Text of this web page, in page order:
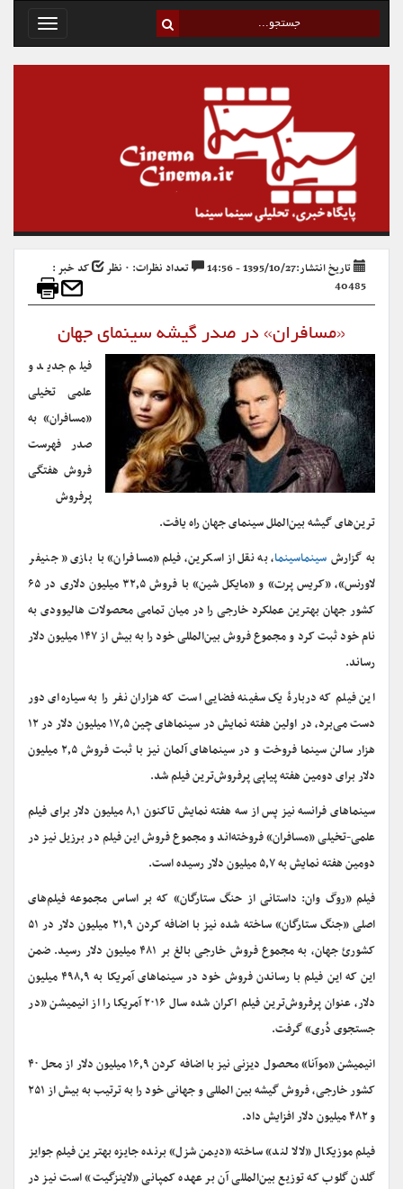
Toggle
تاریخ انتشار:1395/10/27 - 14:56 تعداد نظرات: ۰ نظر
کد خبر :
40485
«مسافران» در صدر گیشه سینمای جهان
فیلم جدید و
علمی تخیلی
«مسافران» به
صدر فهرست
فروش هفتگی
پرفروش
ترین‌های گیشه بین‌الملل سینمای جهان راه یافت.
به گزارش سینماسینما، به نقل از اسکرین، فیلم «مسافران» با بازی « جنیفر
لاورنس»، «کریس پرت» و «مایکل شین» با فروش ۳۲٫۵ میلیون دلاری در ۶۵
کشور جهان بهترین عملکرد خارجی را در میان تمامی محصولات هالیوودی به
نام خود ثبت کرد و مجموع فروش بین‌المللی خود را به بیش از ۱۴۷ میلیون دلار
رساند.
این فیلم که دربارهٔ یک سفینه فضایی است که هزاران نفر را به سیاره‌ای دور
دست می‌برد، در اولین هفته نمایش در سینماهای چین ۱۷٫۵ میلیون دلار در ۱۲
هزار سالن سینما فروخت و در سینماهای آلمان نیز با ثبت فروش ۲٫۵ میلیون
دلار برای دومین هفته پیاپی پرفروش‌ترین‌ فیلم شد.
سینماهای فرانسه نیز پس از سه هفته نمایش تاکنون ۸٫۱ میلیون دلار برای فیلم
علمی-تخیلی «مسافران» فروخته‌اند و مجموع فروش این فیلم در برزیل نیز در
دومین هفته نمایش به ۵٫۷ میلیون دلار رسیده است.
فیلم «روگ وان: داستانی از حنگ ستارگان» که بر اساس مجموعه فیلم‌های
اصلی «جنگ ستارگان» ساخته شده نیز با اضافه کردن ۲۱٫۹ میلیون دلار در ۵۱
کشورئ جهان، به مجموع فروش خارجی بالغ بر ۴۸۱ میلیون دلار رسید. ضمن
این که این فیلم با رساندن فروش خود در سینماهای آمریکا به ۴۹۸٫۹ میلیون
دلار، عنوان پرفروش‌ترین فیلم اکران شده سال ۲۰۱۶ آمریکا را از انیمیشن «در
جستجوی دُری» گرفت.
انیمیشن «موآنا» محصول دیزنی نیز با اضافه کردن ۱۶٫۹ میلیون دلار از محل ۴۰
کشور خارجی، فروش گیشه بین المللی و جهانی خود را به ترتیب به بیش از ۲۵۱
و ۴۸۲ میلیون دلار افزایش داد.
فیلم موزیکال «لالا لند» ساخته «دیمن شزل» برنده جایزه بهترین فیلم جوایز
گلدن گلوب که توزیع بین‌المللی آن بر عهده کمپانی «لاینزگیت» است نیز در